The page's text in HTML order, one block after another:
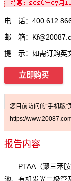
电 话：400 612
邮 箱：
提 示：如需订购英
立即购买
您目前访问的“手机版”
https://
报告内容
PTAA（聚三苯胺